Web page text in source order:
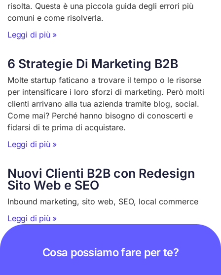
risolta. Questa è una piccola guida degli errori più
comuni e come risolverla.
Leggi di più »
6 Strategie Di Marketing B2B
Molte startup faticano a trovare il tempo o le risorse
per intensificare i loro sforzi di marketing. Però molti
clienti arrivano alla tua azienda tramite blog, social.
Come mai? Perché hanno bisogno di conoscerti e
fidarsi di te prima di acquistare.
Leggi di più »
Nuovi Clienti B2B con Redesign
Sito Web e SEO
Inbound marketing, sito web, SEO, local commerce
Leggi di più »
Cosa possiamo fare per te?